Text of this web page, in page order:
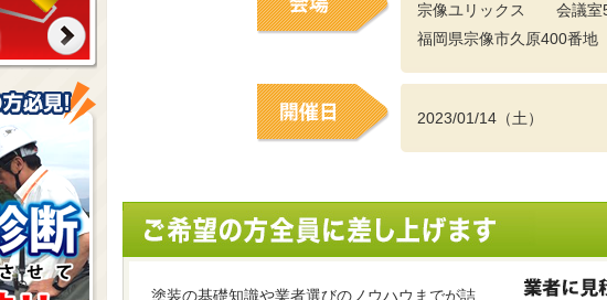
宗像ユリックス 会議
福岡県宗像市久原400番地
2023/01/14（土）
塗装の基礎知識や業者選びのノウハウまでが詰